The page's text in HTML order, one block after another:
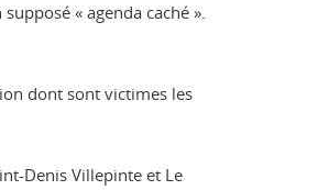
« agenda caché ».
dont sont victimes les
Denis Villepinte et Le